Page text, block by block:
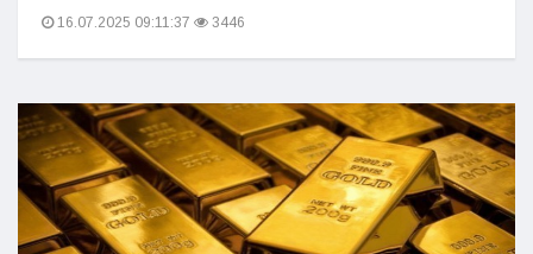
16.07.2025 09:11:37 3446